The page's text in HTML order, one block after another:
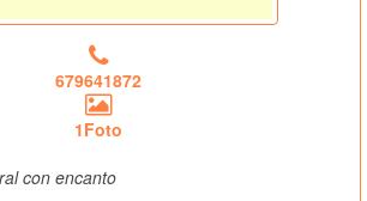
679641872
1Foto
con encanto